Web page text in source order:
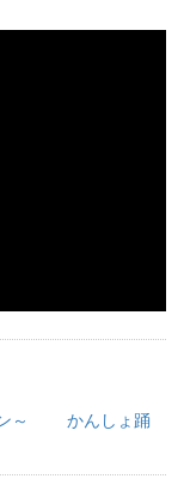
ン～ かんしょ踊